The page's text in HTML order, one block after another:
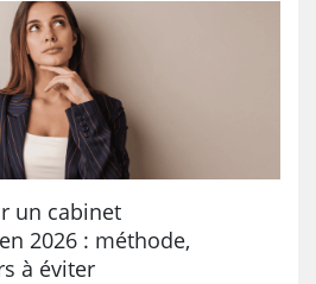
un cabinet
2026 : méthode,
à éviter